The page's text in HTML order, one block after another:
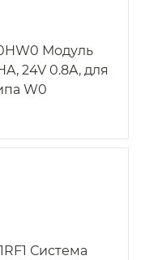
Модуль
24V 0.8A, для
W0
Система